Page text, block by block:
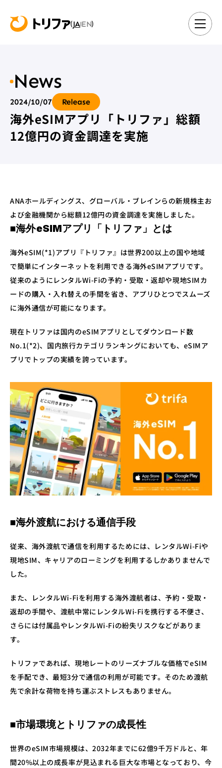
(JA|EN)
News
2024/10/07 Release
海外eSIMアプリ「トリファ」総額
12億円の資金調達を実施
ANAホールディングス、グローバル・ブレインらの新規株主お
よび金融機関から総額12億円の資金調達を実施しました。
■海外eSIMアプリ「トリファ」とは
海外eSIM(*1)アプリ『トリファ』は世界200以上の国や地域
で簡単にインターネットを利用できる海外eSIMアプリです。
従来のようにレンタルWi-Fiの予約・受取・返却や現地SIMカ
ードの購入・入れ替えの手間を省き、アプリひとつでスムーズ
に海外通信が可能になります。
現在トリファは国内のeSIMアプリとしてダウンロード数
No.1(*2)、国内旅行カテゴリランキングにおいても、eSIMア
プリでトップの実績を誇っています。
■海外渡航における通信手段
従来、海外渡航で通信を利用するためには、レンタルWi-Fiや
現地SIM、キャリアのローミングを利用するしかありませんで
した。
また、レンタルWi-Fiを利用する海外渡航者は、予約・受取・
返却の手間や、渡航中常にレンタルWi-Fiを携行する不便さ、
さらには付属品やレンタルWi-Fiの紛失リスクなどがありま
す。
トリファであれば、現地レートのリーズナブルな価格でeSIM
を手配でき、最短3分で通信の利用が可能です。そのため渡航
先で余計な荷物を持ち運ぶストレスもありません。
■市場環境とトリファの成長性
世界のeSIM市場規模は、2032年までに62億9千万ドルと、年
間20%以上の成長率が見込まれる巨大な市場となっており、今